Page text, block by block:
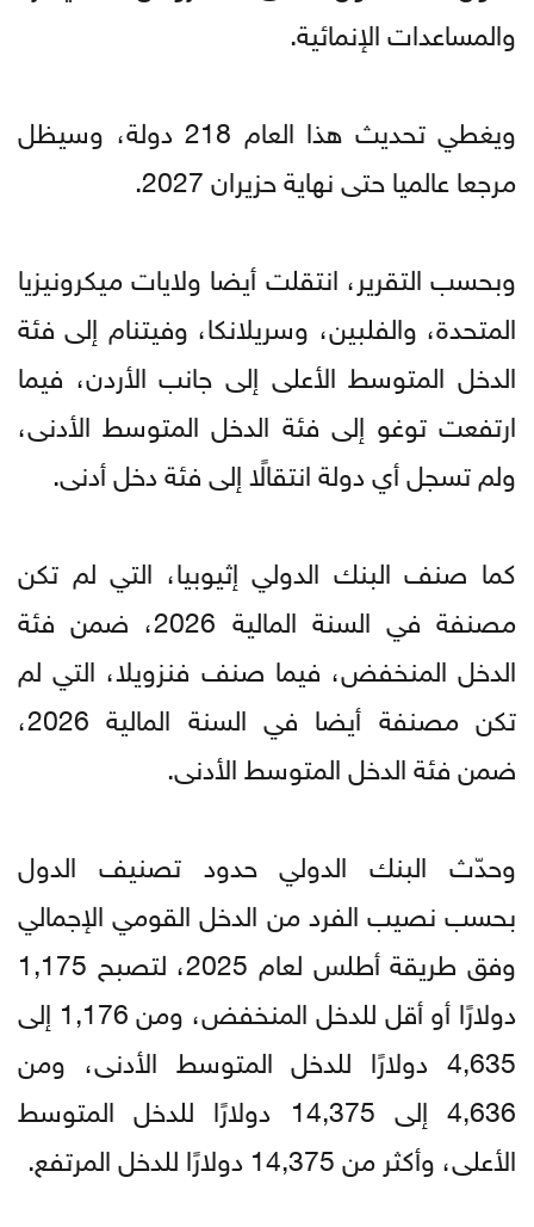
والمساعدات الإنمائية.
ويغطي تحديث هذا العام 218 دولة، وسيظل
مرجعا عالميا حتى نهاية حزيران 2027.
وبحسب التقرير، انتقلت أيضا ولايات ميكرونيزيا
المتحدة، والفلبين، وسريلانكا، وفيتنام إلى فئة
الدخل المتوسط الأعلى إلى جانب الأردن، فيما
ارتفعت توغو إلى فئة الدخل المتوسط الأدنى،
ولم تسجل أي دولة انتقالًا إلى فئة دخل أدنى.
كما صنف البنك الدولي إثيوبيا، التي لم تكن
مصنفة في السنة المالية 2026، ضمن فئة
الدخل المنخفض، فيما صنف فنزويلا، التي لم
تكن مصنفة أيضا في السنة المالية 2026،
ضمن فئة الدخل المتوسط الأدنى.
وحدّث البنك الدولي حدود تصنيف الدول
بحسب نصيب الفرد من الدخل القومي الإجمالي
وفق طريقة أطلس لعام 2025، لتصبح 1,175
دولارًا أو أقل للدخل المنخفض، ومن 1,176 إلى
4,635 دولارًا للدخل المتوسط الأدنى، ومن
4,636 إلى 14,375 دولارًا للدخل المتوسط
الأعلى، وأكثر من 14,375 دولارًا للدخل المرتفع.